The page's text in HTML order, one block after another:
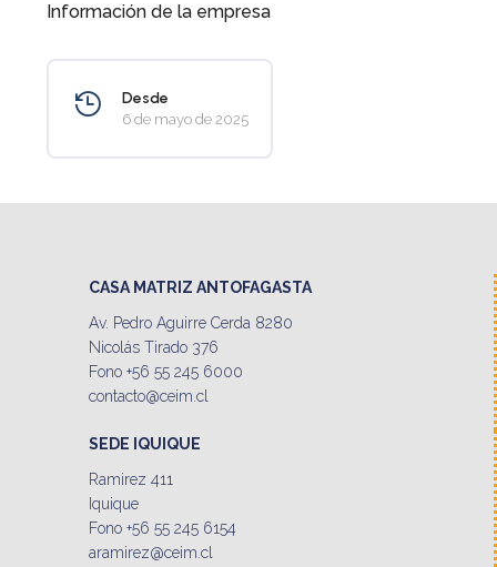
Información de la empresa
Desde
6 de mayo de 2025
CASA MATRIZ ANTOFAGASTA
Av. Pedro Aguirre Cerda 8280
Nicolás Tirado 376
Fono +56 55 245 6000
contacto@ceim.cl
SEDE IQUIQUE
Ramirez 411
Iquique
Fono +56 55 245 6154
aramirez@ceim.cl